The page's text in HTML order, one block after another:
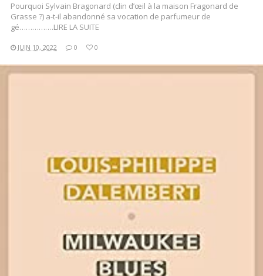
Pourquoi Sylvain Bragonard (clin d’œil à la maison Fragonard de
Grasse ?) a-t-il abandonné sa vocation de parfumeur de
gé…………….LIRE LA SUITE
JUIN 10, 2022 0 0
LIRE LA SUITE